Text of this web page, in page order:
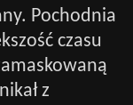
Pochodnia
czasu
z